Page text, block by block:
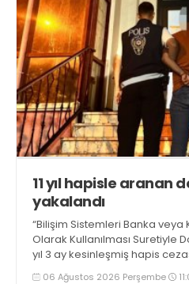
11 yıl hapisle aranan
yakalandı
“Bilişim Sistemleri Banka veya
Olarak Kullanılması Suretiyle
yıl 3 ay kesinleşmiş hapis
yakalandı
06 Ağustos 2026 Perşembe